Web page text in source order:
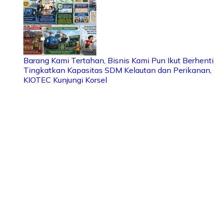
Barang Kami Tertahan, Bisnis Kami Pun Ikut Berhenti
Tingkatkan Kapasitas SDM Kelautan dan Perikanan,
KIOTEC Kunjungi Korsel